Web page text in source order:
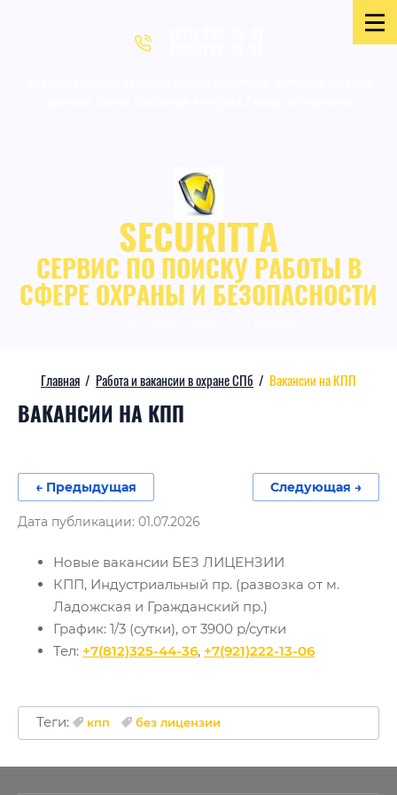
SECURITTA
СЕРВИС ПО ПОИСКУ РАБОТЫ В
СФЕРЕ ОХРАНЫ И БЕЗОПАСНОСТИ
Главная / Работа и вакансии в охране СПб / Вакансии на КПП
ВАКАНСИИ НА КПП
← Предыдущая Следующая →
Дата публикации: 01.07.2026
Новые вакансии БЕЗ ЛИЦЕНЗИИ
КПП, Индустриальный пр. (развозка от м.
Ладожская и Гражданский пр.)
График: 1/3 (сутки), от 3900 р/сутки
Тел: +7(812)325-44-36, +7(921)222-13-06
Теги: кпп без лицензии